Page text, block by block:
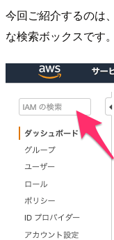
今回ご紹介するのは
な検索ボックスです。